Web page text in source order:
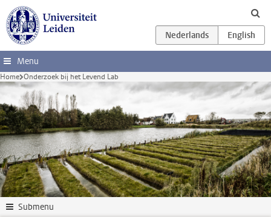
Ga direct naar de inhoud
Menu
Home Onderzoek bij het Levend Lab
Submenu